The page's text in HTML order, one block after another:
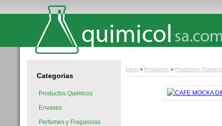
Categorias
Productos Quimicos
Envases
Perfumes y Fragancias
Inicio > Productos > Productos